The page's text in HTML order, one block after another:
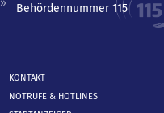
Behördennummer 115
KONTAKT
NOTRUFE & HOTLINES